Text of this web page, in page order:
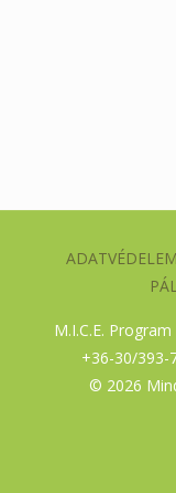
ADATVÉDELEM
M.I.C.E.
+36-30/393-
© 2026